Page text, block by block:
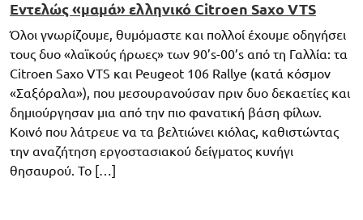
Εντελώς «μαμά» ελληνικό Citroen Saxo VTS
Όλοι γνωρίζουμε, θυμόμαστε και πολλοί έχουμε οδηγήσει
τους δυο «λαϊκούς ήρωες» των 90’s-00’s από τη Γαλλία: τα
Citroen Saxo VTS και Peugeot 106 Rallye (κατά κόσμον
«Σαξόραλα»), που μεσουρανούσαν πριν δυο δεκαετίες και
δημιούργησαν μια από την πιο φανατική βάση φίλων.
Κοινό που λάτρευε να τα βελτιώνει κιόλας, καθιστώντας
την αναζήτηση εργοστασιακού δείγματος κυνήγι
θησαυρού. To […]